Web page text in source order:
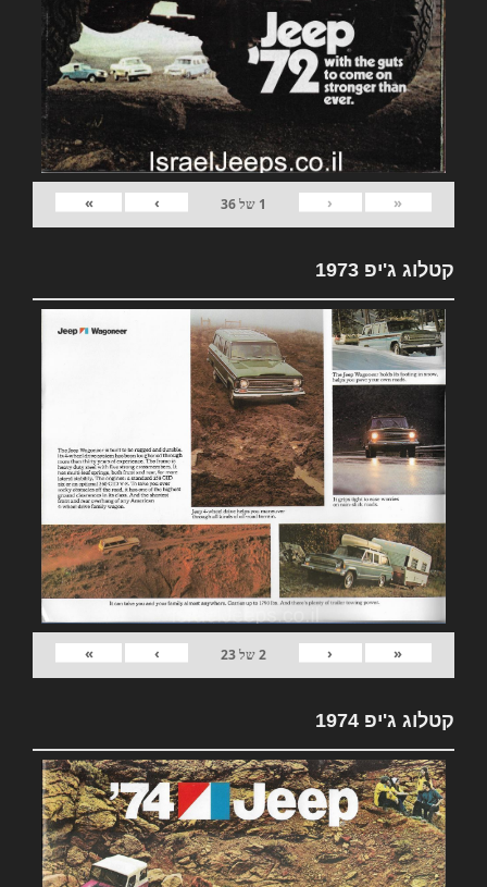
«
‹
1 של36
›
»
קטלוג ג'יפ 1973
«
‹
2של23
›
»
קטלוג ג'יפ 1974